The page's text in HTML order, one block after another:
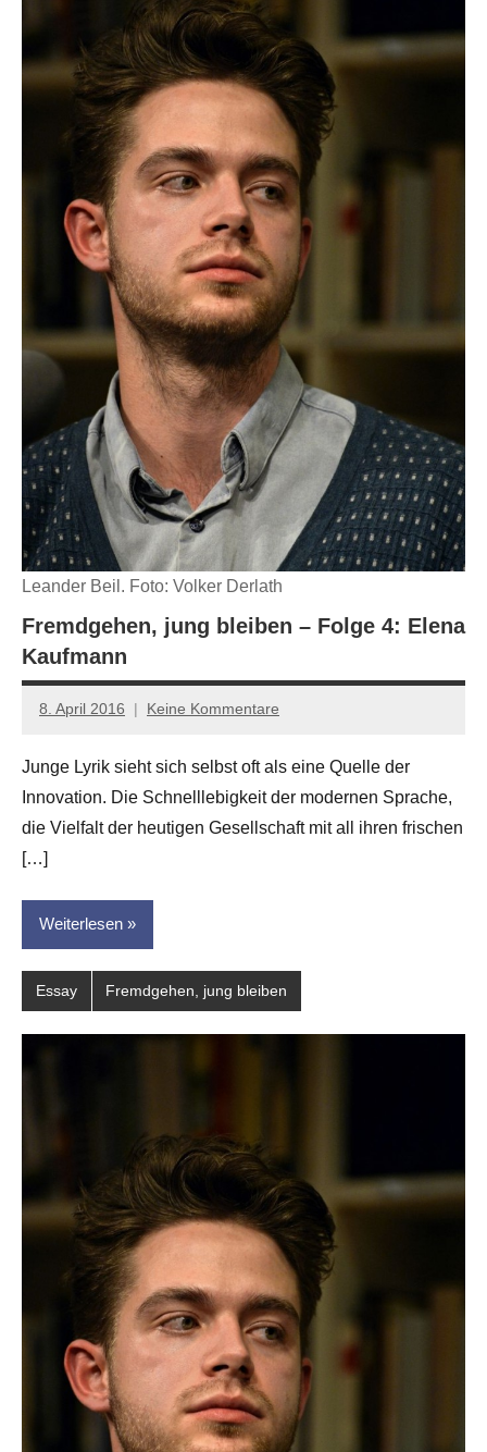
Leander Beil. Foto: Volker Derlath
Fremdgehen, jung bleiben – Folge 4: Elena
Kaufmann
8. April 2016
Anton
Leitner
Keine Kommentare
Junge Lyrik sieht sich selbst oft als eine Quelle der
Innovation. Die Schnelllebigkeit der modernen Sprache,
die Vielfalt der heutigen Gesellschaft mit all ihren frischen
[…]
Weiterlesen
Essay Fremdgehen, jung bleiben